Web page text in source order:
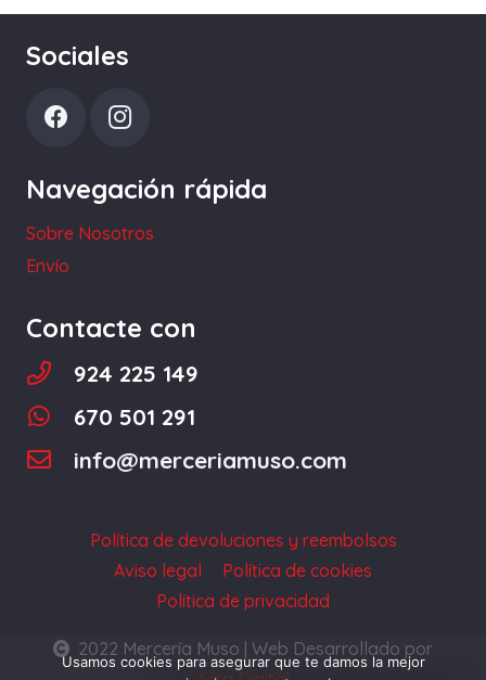
Sociales
Navegación rápida
Sobre Nosotros
Envío
Contacte con
924 225 149
670 501 291
info@merceriamuso.com
Política de devoluciones y reembolsos
Aviso legal
Política de cookies
Política de privacidad
2022 Mercería Muso | Web Desarrollado por
Usamos cookies para asegurar que te damos la mejor